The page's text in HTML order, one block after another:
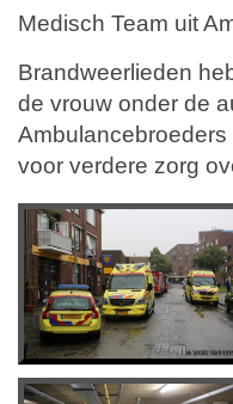
Medisch Team uit
Brandweerlieden
de vrouw onder de
voor verdere zorg